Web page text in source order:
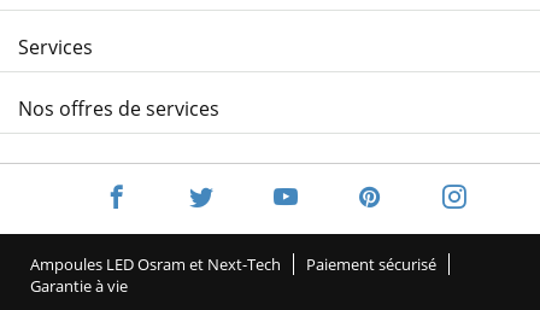
Services
Nos offres de services
Ampoules LED Osram et Next-Tech
Paiement sécurisé
Garantie à vie